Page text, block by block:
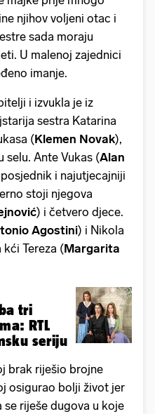
njihov voljeni otac i
sada moraju
U malenoj zajednici
imanje.
i izvukla je iz
sestra Katarina
(Klemen Novak),
selu. Ante Vukas (Alan
i najutjecajniji
stoji njegova
) i četvero djece.
Agostini) i Nikola
Tereza (Margarita
tri
RTL
seriju
brak riješio brojne
osigurao bolji život jer
riješe dugova u koje